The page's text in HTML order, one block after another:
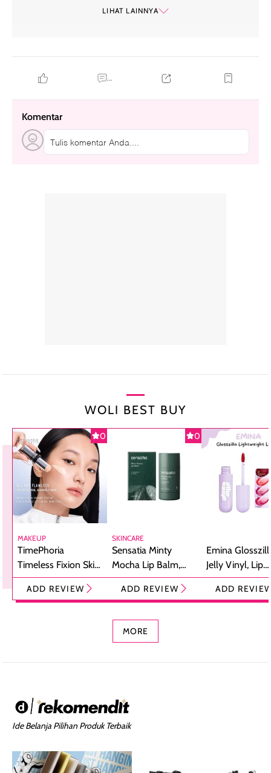
LIHAT LAINNYA
...
Komentar
Tulis komentar Anda....
WOLI BEST BUY
0
MAKEUP
TimePhoria
Timeless Fixion Skin
Tint Stick,
Foundation dan
ADD REVIEW
0
SKINCARE
Sensatia Minty
Mocha Lip Balm,
Pelembap Bibir
dengan Aroma
ADD REVIEW
Emina
Jelly Vinyl, Lip
Cream Glossy
Ringan
ADD
MORE
Ide Belanja Pilihan Produk Terbaik